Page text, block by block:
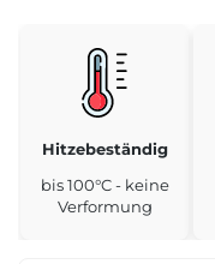
Hitzebeständig
bis 100°C - keine
Verformung